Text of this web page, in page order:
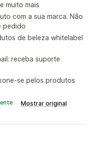
muito mais
com a sua marca. Não
pedido
de beleza whitelabel
receba suporte
se pelos produtos
Mostrar original